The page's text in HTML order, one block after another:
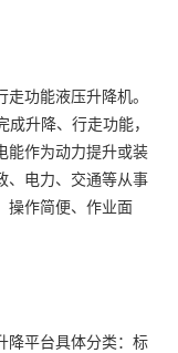
功能液压升降机。
升降、行走功能，
能作为动力提升或装
、电力、交通等从事
操作简便、作业面
降平台具体分类：标